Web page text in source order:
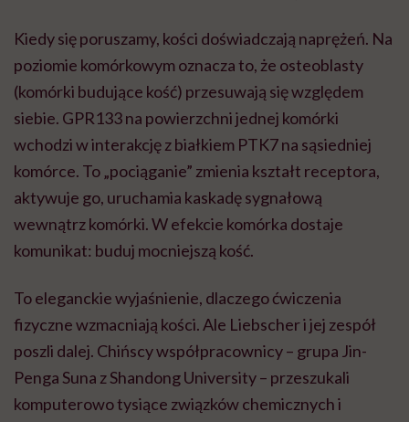
Kiedy się poruszamy, kości doświadczają naprężeń. Na
poziomie komórkowym oznacza to, że osteoblasty
(komórki budujące kość) przesuwają się względem
siebie. GPR133 na powierzchni jednej komórki
wchodzi w interakcję z białkiem PTK7 na sąsiedniej
komórce. To „pociąganie” zmienia kształt receptora,
aktywuje go, uruchamia kaskadę sygnałową
wewnątrz komórki. W efekcie komórka dostaje
komunikat: buduj mocniejszą kość.
To eleganckie wyjaśnienie, dlaczego ćwiczenia
fizyczne wzmacniają kości. Ale Liebscher i jej zespół
poszli dalej. Chińscy współpracownicy – grupa Jin-
Penga Suna z Shandong University – przeszukali
komputerowo tysiące związków chemicznych i